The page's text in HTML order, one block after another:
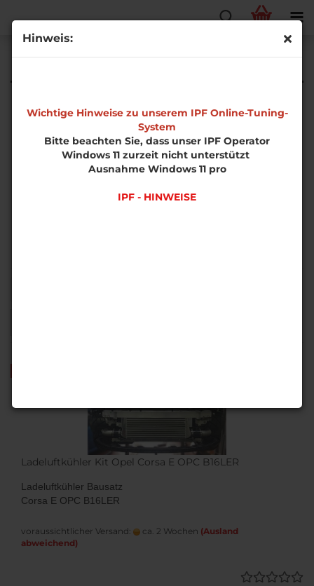
Hinweis:
Wichtige Hinweise zu unserem IPF Online-Tuning-
System
Bitte beachten Sie, dass unser IPF Operator
Windows 11 zurzeit nicht unterstützt
Ausnahme Windows 11 pro
IPF - HINWEISE
Ladeluftkühler Kit Opel Corsa E OPC B16LER
Ladeluftkühler Bausatz
Corsa E OPC B16LER
voraussichtlicher Versand: ca. 2 Wochen (Ausland
abweichend)